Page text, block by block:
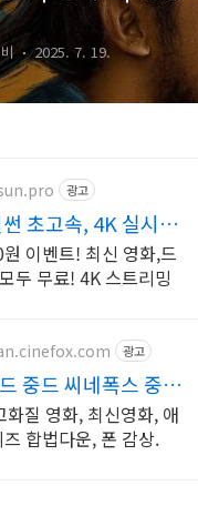
장인물
2025. 7. 19.
광고
초고속, 4K 실시간
이벤트! 최신 영화,드
두 무료! 4K 스트리밍
광고
중드 씨네폭스 중드
인
화질 영화, 최신영화, 애
합법다운, 폰 감상.